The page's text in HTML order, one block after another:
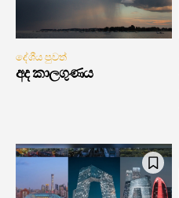
දේශීය පුවත්
අද කාලගුණය